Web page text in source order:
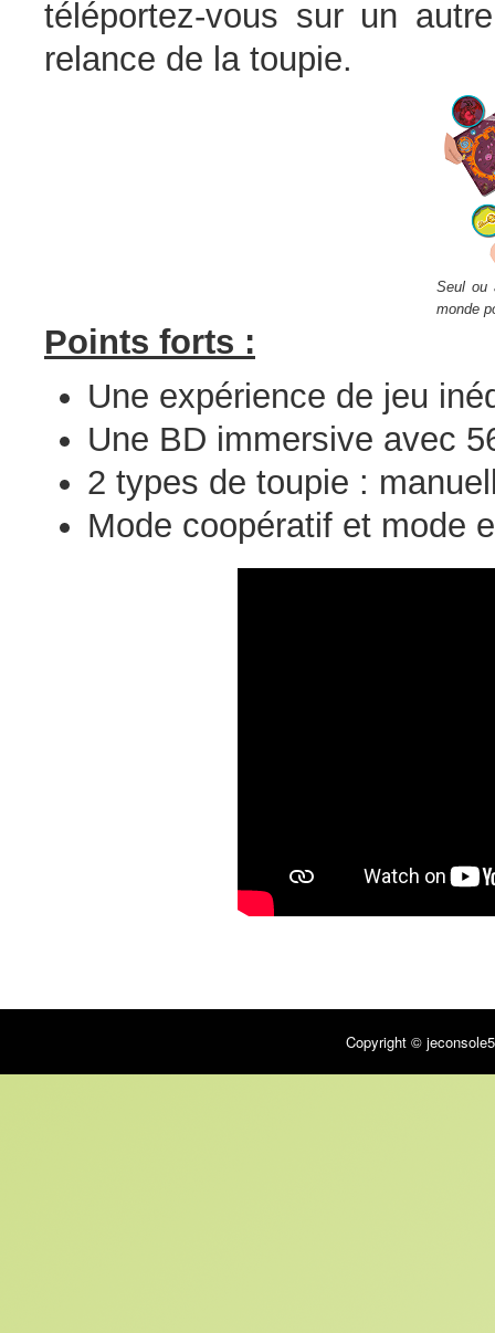
téléportez-vous sur un
relance de la toupie.
Seul ou
monde
Points forts :
Une expérience de jeu
Une BD immersive avec
2 types de toupie :
Mode coopératif et mode
Copyright ©